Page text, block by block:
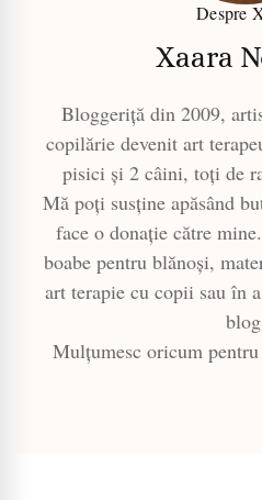
Despre
Xaara
Bloggeriță din 2009,
copilărie devenit art
pisici și 2 câini, toți de
Mă poți susține apăsând
face o donație către
boabe pentru blănoși,
art terapie cu copii sau în
Mulțumesc oricum